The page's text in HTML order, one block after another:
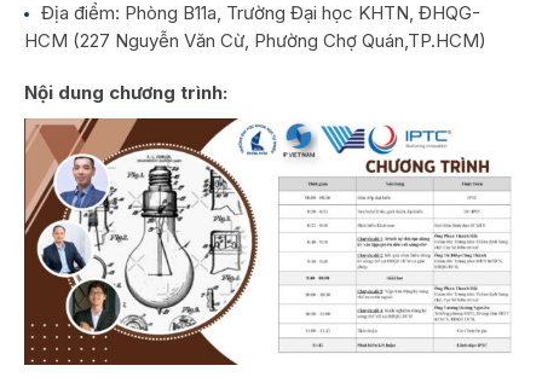
Địa điểm: Phòng B11a, Trường Đại học KHTN, ĐHQG-
HCM (227 Nguyễn Văn Cừ, Phường Chợ Quán,TP.HCM)
Nội dung chương trình: